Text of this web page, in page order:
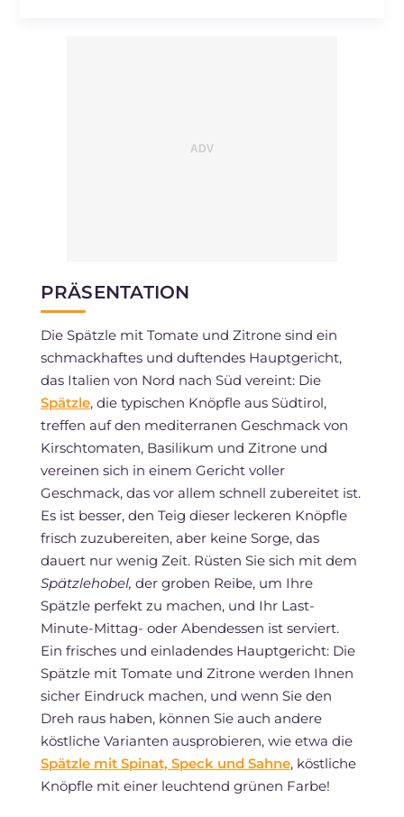
PRÄSENTATION
Die Spätzle mit Tomate und Zitrone sind ein
schmackhaftes und duftendes Hauptgericht,
das Italien von Nord nach Süd vereint: Die
Spätzle, die typischen Knöpfle aus Südtirol,
treffen auf den mediterranen Geschmack von
Kirschtomaten, Basilikum und Zitrone und
vereinen sich in einem Gericht voller
Geschmack, das vor allem schnell zubereitet ist.
Es ist besser, den Teig dieser leckeren Knöpfle
frisch zuzubereiten, aber keine Sorge, das
dauert nur wenig Zeit. Rüsten Sie sich mit dem
Spätzlehobel, der groben Reibe, um Ihre
Spätzle perfekt zu machen, und Ihr Last-
Minute-Mittag- oder Abendessen ist serviert.
Ein frisches und einladendes Hauptgericht: Die
Spätzle mit Tomate und Zitrone werden Ihnen
sicher Eindruck machen, und wenn Sie den
Dreh raus haben, können Sie auch andere
köstliche Varianten ausprobieren, wie etwa die
Spätzle mit Spinat, Speck und Sahne, köstliche
Knöpfle mit einer leuchtend grünen Farbe!